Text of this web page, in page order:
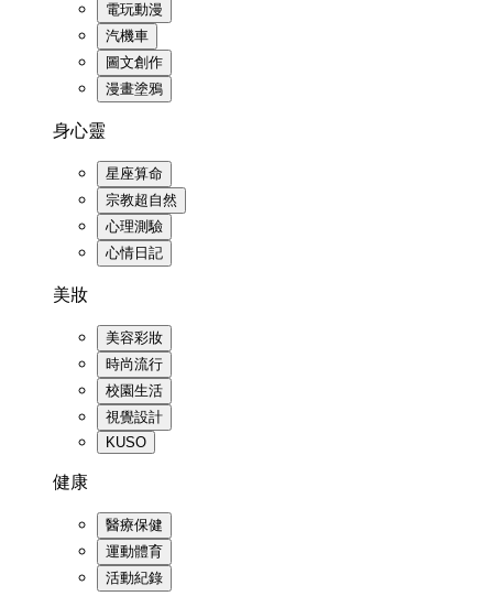
電玩動漫
汽機車
圖文創作
漫畫塗鴉
身心靈
星座算命
宗教超自然
心理測驗
心情日記
美妝
美容彩妝
時尚流行
校園生活
視覺設計
KUSO
健康
醫療保健
運動體育
活動紀錄